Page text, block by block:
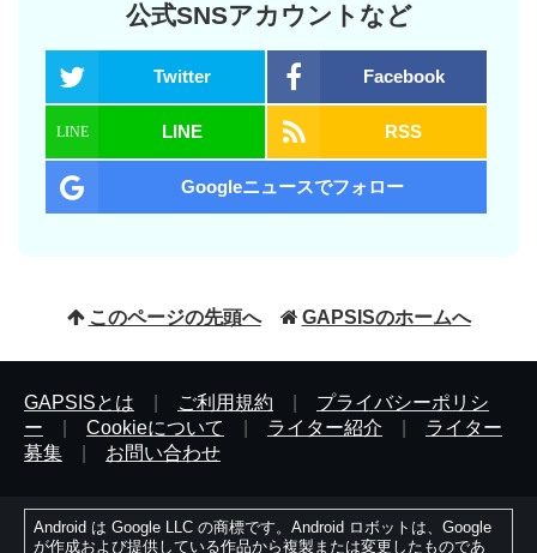
公式SNSアカウントなど
Twitter Facebook
LINE RSS
Googleニュースでフォロー
このページの先頭へ GAPSISのホームへ
GAPSISとは ご利用規約
プライバシーポリシ
ー
Cookieについて ライター紹介
ライター
募集
お問い合わせ
Android は Google LLC の商標です。Android ロボットは、Google
が作成および提供している作品から複製または変更したものであ